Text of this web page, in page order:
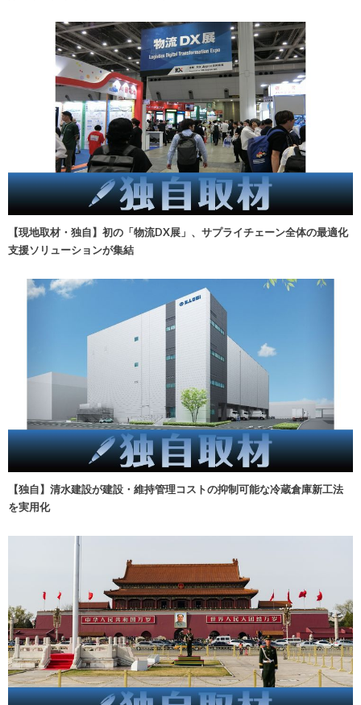
【現地取材・独自】初の「物流DX展」、サプライチェーン全体の最適化
支援ソリューションが集結
【独自】清水建設が建設・維持管理コストの抑制可能な冷蔵倉庫新工法
を実用化